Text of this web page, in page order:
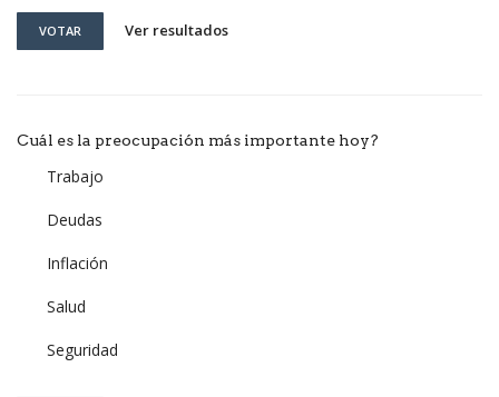
VOTAR Ver resultados
Cuál es la preocupación más importante hoy?
Trabajo
Deudas
Inflación
Salud
Seguridad